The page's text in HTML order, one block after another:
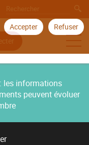
Accepter Refuser
les informations
peuvent évoluer